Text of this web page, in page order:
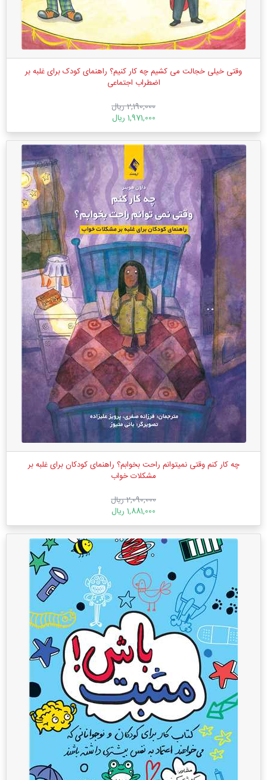
وقتی خیلی خجالت می کشیم چه کار کنیم؟ راهنمای کودک برای غلبه بر
اضطراب اجتماعی
2,190,000 ریال
1,971,000 ریال
چه کار کنم وقتی نمیتوانم راحت بخوابم؟ راهنمای کودکان برای غلبه بر
مشکلات خواب
2,090,000 ریال
1,881,000 ریال